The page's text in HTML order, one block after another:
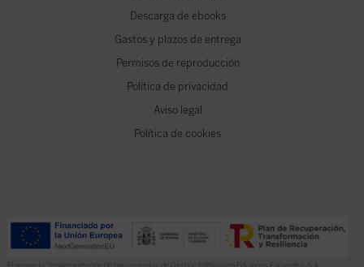
Descarga de ebooks
Gastos y plazos de entrega
Permisos de reproducción
Política de privacidad
Aviso legal
Política de cookies
El proyecto “Implementación de herramientas de Gestión Editorial en Ediciones Encuentro, S.A.